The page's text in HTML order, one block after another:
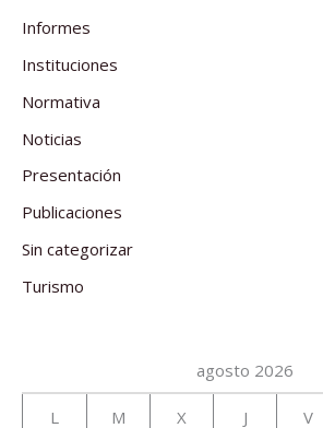
Informes
Instituciones
Normativa
Noticias
Presentación
Publicaciones
Sin categorizar
Turismo
agosto 2026
L M X J V